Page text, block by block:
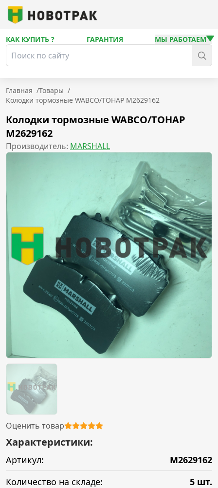
КАК КУПИТЬ ? ГАРАНТИЯ МЫ РАБОТАЕМ
Главная /Товары /
Колодки тормозные WABCO/ТОНАР M2629162
Колодки тормозные WABCO/ТОНАР
M2629162
Производитель: MARSHALL
Оценить товар
Характеристики:
Артикул:
M2629162
Количество на складе:
5 шт.